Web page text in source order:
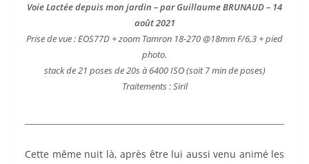
Voie Lactée depuis mon jardin – par Guillaume BRUNAUD – 14
août 2021
Prise de vue : EOS77D + zoom Tamron 18-270 @18mm F/6,3 + pied
photo.
stack de 21 poses de 20s à 6400 ISO (soit 7 min de poses)
Traitements : Siril
Cette même nuit là, après être lui aussi venu animé les